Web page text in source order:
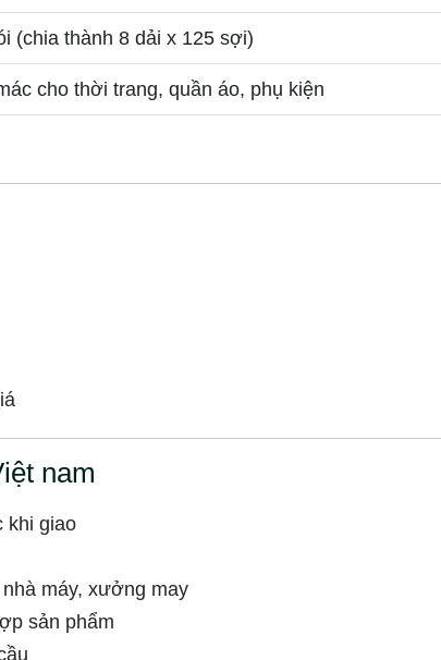
(chia thành 8 dải x 125 sợi)
cho thời trang, quần áo, phụ kiện
nam
khi giao
máy, xưởng may
sản phẩm